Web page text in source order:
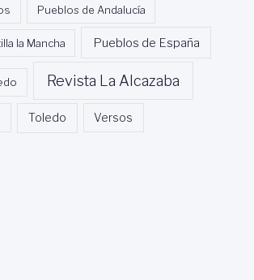
Pueblos de Andalucía
la Mancha Pueblos de España
Revista La Alcazaba
Toledo Versos